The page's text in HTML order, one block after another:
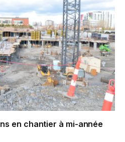
en chantier à mi-année